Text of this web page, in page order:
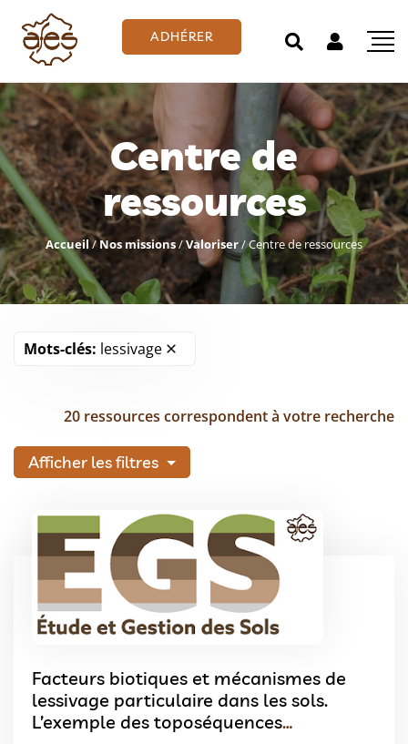
ADHÉRER
Centre de
ressources
Accueil/Nos missions/Valoriser/Centre de ressources
Mots-clés: lessivage
20 ressources correspondent à votre recherche
Afficher les filtres
Facteurs biotiques et mécanismes de
lessivage particulaire dans les sols.
L’exemple des toposéquences